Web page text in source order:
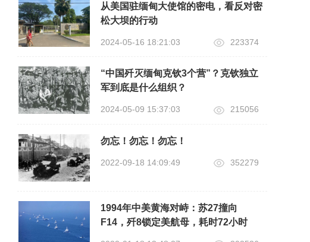
从美国驻缅甸大使馆的密电，看反对密
松大坝的行动
2024-05-16 18:21:03 223374
“中国歼灭缅甸克钦3个营”？克钦独立
军到底是什么组织？
2024-05-09 15:37:03 215056
勿忘！勿忘！勿忘！
2022-09-18 14:09:49 352279
1994年中美黄海对峙：苏27撞向
F14，歼8锁定美航母，耗时72小时